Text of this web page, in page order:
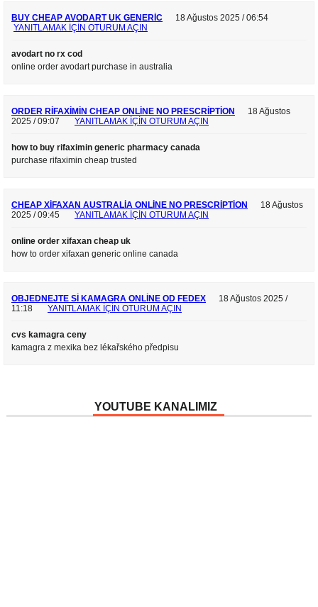
BUY CHEAP AVODART UK GENERIC
18 Ağustos 2025 / 06:54
YANITLAMAK IÇIN OTURUM AÇIN
avodart no rx cod
online order avodart purchase in australia
ORDER RIFAXIMIN CHEAP ONLINE NO PRESCRIPTION
18 Ağustos
2025 / 09:07
YANITLAMAK IÇIN OTURUM AÇIN
how to buy rifaximin generic pharmacy canada
purchase rifaximin cheap trusted
CHEAP XIFAXAN AUSTRALIA ONLINE NO PRESCRIPTION
18 Ağustos
2025 / 09:45
YANITLAMAK IÇIN OTURUM AÇIN
online order xifaxan cheap uk
how to order xifaxan generic online canada
OBJEDNEJTE SI KAMAGRA ONLINE OD FEDEX
18 Ağustos 2025 /
11:18
YANITLAMAK IÇIN OTURUM AÇIN
cvs kamagra ceny
kamagra z mexika bez lékařského předpisu
YOUTUBE KANALIMIZ